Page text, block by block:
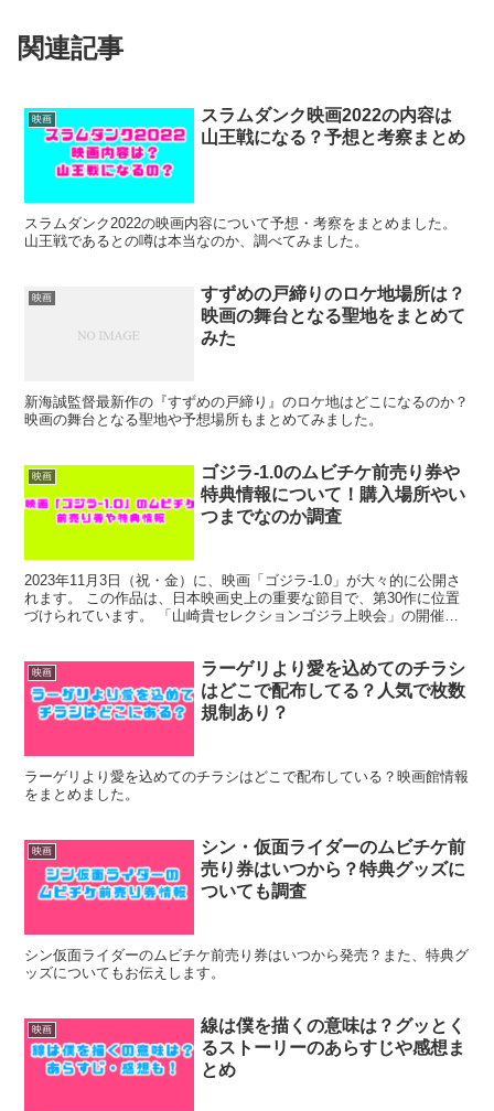
関連記事
映画
スラムダンク映画2022の内容は
山王戦になる？予想と考察まとめ
スラムダンク2022の映画内容について予想・考察をまとめました。
山王戦であるとの噂は本当なのか、調べてみました。
映画
すずめの戸締りのロケ地場所は？
映画の舞台となる聖地をまとめて
みた
新海誠監督最新作の『すずめの戸締り』のロケ地はどこになるのか？
映画の舞台となる聖地や予想場所もまとめてみました。
映画
ゴジラ-1.0のムビチケ前売り券や
特典情報について！購入場所やい
つまでなのか調査
2023年11月3日（祝・金）に、映画「ゴジラ-1.0」が大々的に公開さ
れます。 この作品は、日本映画史上の重要な節目で、第30作に位置
づけられています。 「山崎貴セレクションゴジラ上映会」の開催
映画
ラーゲリより愛を込めてのチラシ
はどこで配布してる？人気で枚数
規制あり？
ラーゲリより愛を込めてのチラシはどこで配布している？映画館情報
をまとめました。
映画
シン・仮面ライダーのムビチケ前
売り券はいつから？特典グッズに
ついても調査
シン仮面ライダーのムビチケ前売り券はいつから発売？また、特典グ
ッズについてもお伝えします。
映画
線は僕を描くの意味は？グッとく
るストーリーのあらすじや感想ま
とめ